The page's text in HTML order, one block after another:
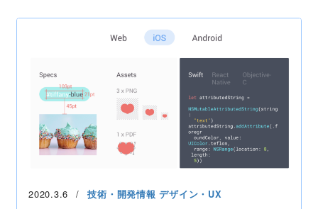
2020.3.6 技術・開発情報デザイン・UX